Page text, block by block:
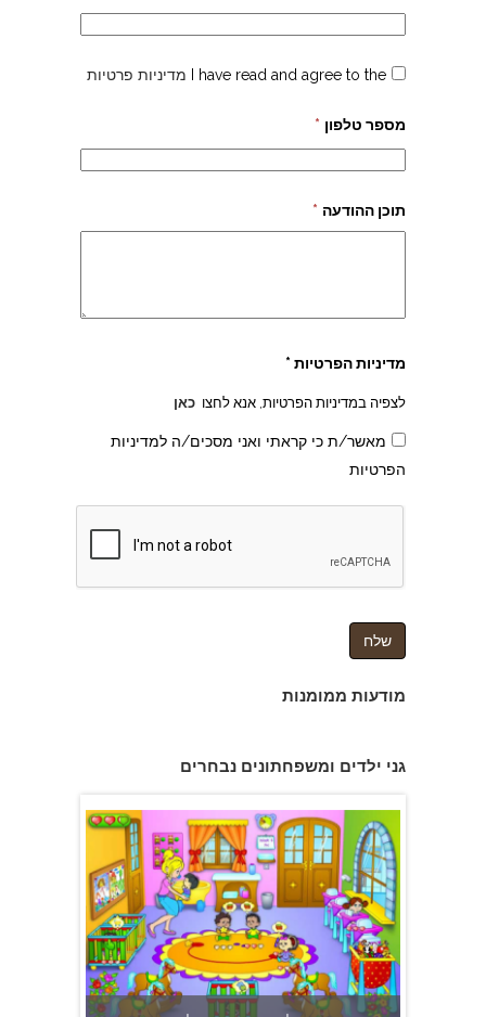
I have read and agree to the מדיניות פרטיות
מספר טלפון *
תוכן ההודעה *
מדיניות הפרטיות *
לצפיה במדיניות הפרטיות, אנא לחצו כאן
מאשר/ת כי קראתי ואני מסכים/ה למדיניות
הפרטיות
מודעות ממומנות
גני ילדים ומשפחתונים נבחרים
צהרון בקרית אונו
פעוטון פינוקי במודיעין
משפחתון ופעוטון ילנה במערב ראשון לציון